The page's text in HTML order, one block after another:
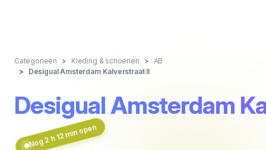
Categorieën Kleding & schoenen
AB
Desigual Amsterdam Kalverstraat II
Desigual Amsterdam
Nog 2 h 12 min open